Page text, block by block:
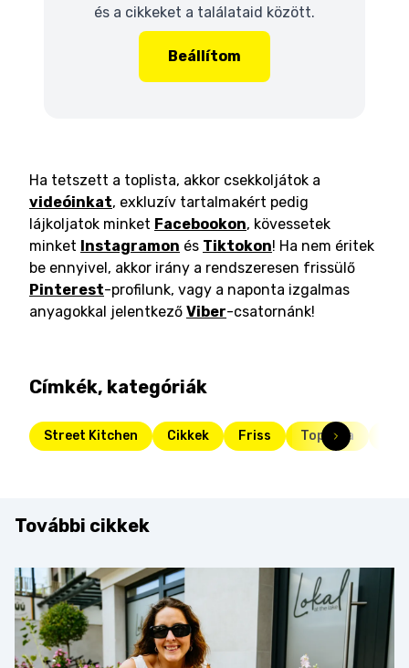
és a cikkeket a találataid között.
Beállítom
Ha tetszett a toplista, akkor csekkoljátok a
videóinkat, exkluzív tartalmakért pedig
lájkoljatok minket Facebookon, kövessetek
minket Instagramon és Tiktokon! Ha nem éritek
be ennyivel, akkor irány a rendszeresen frissülő
Pinterest-profilunk, vagy a naponta izgalmas
anyagokkal jelentkező Viber-csatornánk!
Címkék, kategóriák
Street Kitchen Cikkek Friss Toplista
További cikkek